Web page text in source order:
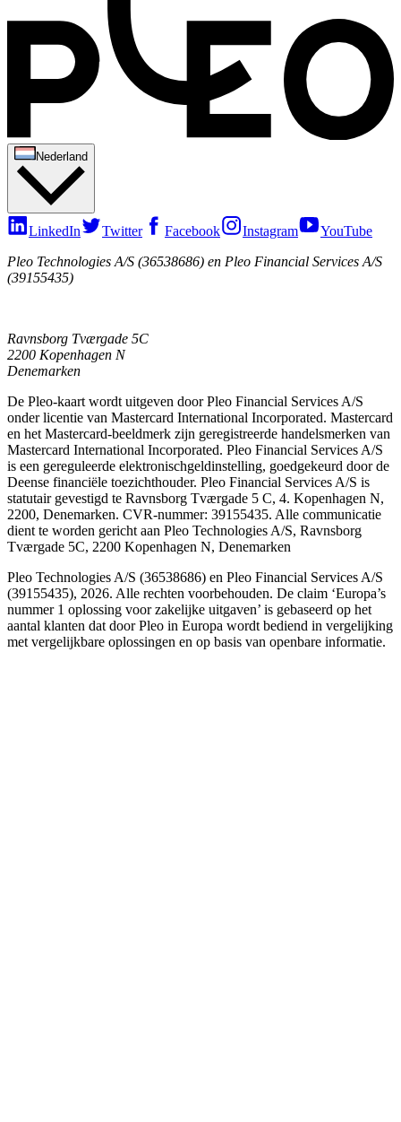
Nederland
LinkedIn Twitter Facebook Instagram
YouTube
Pleo Technologies A/S (36538686) en Pleo Financial Services A/S
(39155435)
Ravnsborg Tværgade 5C
2200 Kopenhagen N
Denemarken
De Pleo-kaart wordt uitgeven door Pleo Financial Services A/S
onder licentie van Mastercard International Incorporated. Mastercard
en het Mastercard-beeldmerk zijn geregistreerde handelsmerken van
Mastercard International Incorporated. Pleo Financial Services A/S
is een gereguleerde elektronischgeldinstelling, goedgekeurd door de
Deense financiële toezichthouder. Pleo Financial Services A/S is
statutair gevestigd te Ravnsborg Tværgade 5 C, 4. Kopenhagen N,
2200, Denemarken. CVR-nummer: 39155435. Alle communicatie
dient te worden gericht aan Pleo Technologies A/S, Ravnsborg
Tværgade 5C, 2200 Kopenhagen N, Denemarken
Pleo Technologies A/S (36538686) en Pleo Financial Services A/S
(39155435), 2026. Alle rechten voorbehouden. De claim ‘Europa’s
nummer 1 oplossing voor zakelijke uitgaven’ is gebaseerd op het
aantal klanten dat door Pleo in Europa wordt bediend in vergelijking
met vergelijkbare oplossingen en op basis van openbare informatie.